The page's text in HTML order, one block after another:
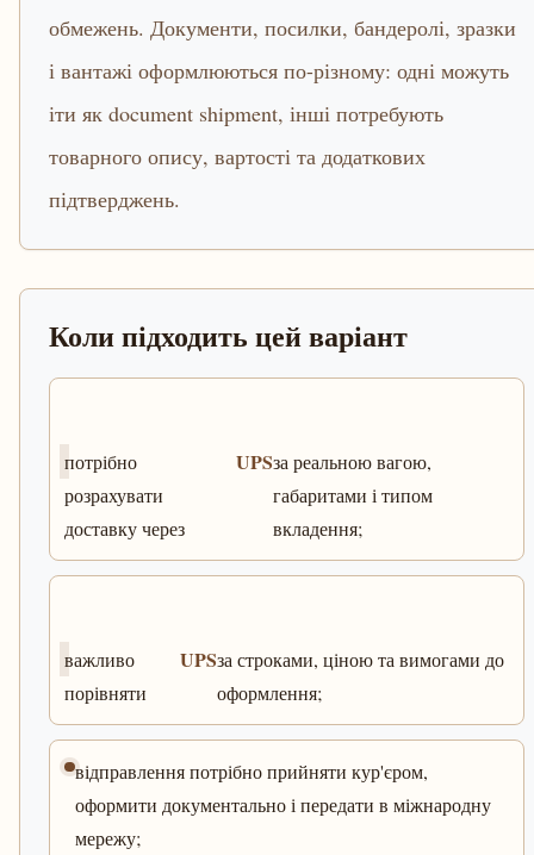
обмежень. Документи, посилки, бандеролі, зразки
і вантажі оформлюються по-різному: одні можуть
іти як document shipment, інші потребують
товарного опису, вартості та додаткових
підтверджень.
Коли підходить цей варіант
потрібно
розрахувати
доставку через
UPSза реальною вагою,
габаритами і типом
вкладення;
важливо
порівняти
UPSза строками, ціною та вимогами до
оформлення;
відправлення потрібно прийняти кур'єром,
оформити документально і передати в міжнародну
мережу;